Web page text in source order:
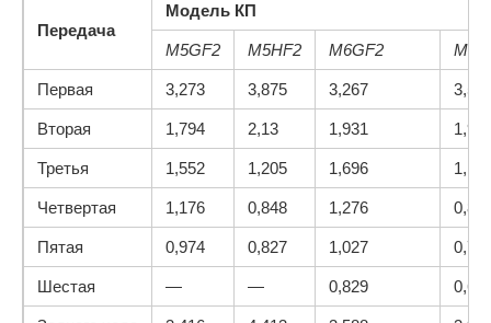
Передача
Модель КП
M5GF2 M5HF2 M6GF2
Первая 3,273 3,875 3,267
Вторая 1,794 2,13 1,931
Третья 1,552 1,205 1,696
Четвертая 1,176 0,848 1,276
Пятая 0,974 0,827 1,027
Шестая — — 0,829